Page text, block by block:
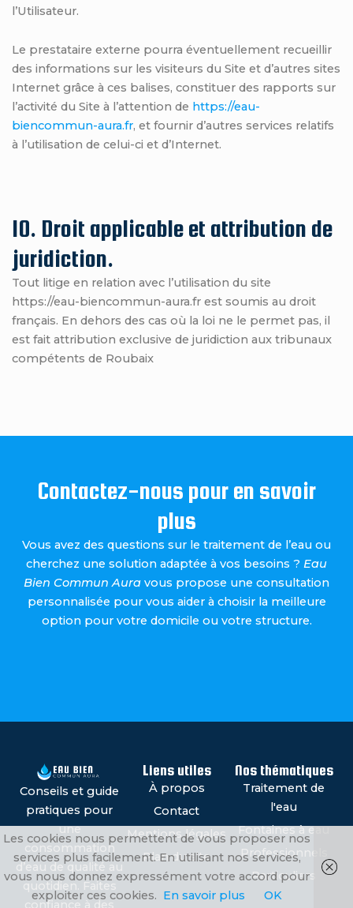
l’Utilisateur.
Le prestataire externe pourra éventuellement recueillir
des informations sur les visiteurs du Site et d’autres sites
Internet grâce à ces balises, constituer des rapports sur
l’activité du Site à l’attention de https://eau-
biencommun-aura.fr, et fournir d’autres services relatifs
à l’utilisation de celui-ci et d’Internet.
10. Droit applicable et attribution de
juridiction.
Tout litige en relation avec l’utilisation du site
https://eau-biencommun-aura.fr est soumis au droit
français. En dehors des cas où la loi ne le permet pas, il
est fait attribution exclusive de juridiction aux tribunaux
compétents de Roubaix
Contactez-nous pour en savoir
plus
Vous avez des questions sur le traitement de l’eau ou
cherchez une solution adaptée à vos besoins ? Eau
Bien Commun Aura vous propose une consultation
personnalisée pour vous aider à choisir la meilleure
option pour votre domicile ou votre structure.
Conseils et guide
pratiques pour
une
consommation
d’eau de qualité au
quotidien. Faites
confiance à des
Liens utiles
À propos
Contact
Mentions légales
Plan du site
Nos thématiques
Traitement de
l'eau
Fontaines à eau
Professionnels
Particuliers
Les cookies nous permettent de vous proposer nos
services plus facilement. En utilisant nos services,
vous nous donnez expressément votre accord pour
exploiter ces cookies. En savoir plus OK